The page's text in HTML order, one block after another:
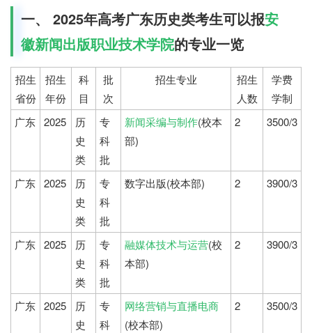
一、 2025年高考广东历史类考生可以报安
徽新闻出版职业技术学院的专业一览
招生
省份
招生
年份
科
目
批
次
招生专业
招生
人数
学费
学制
广东 2025
历
史
类
专
科
批
新闻采编与制作(校本
部)
2 3500/3
广东 2025
历
史
类
专
科
批
数字出版(校本部) 2 3900/3
广东 2025
历
史
类
专
科
批
融媒体技术与运营(校
本部)
2 3900/3
广东 2025
历
史
专
科
网络营销与直播电商
(校本部)
2 3500/3